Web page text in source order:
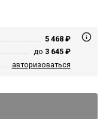
5 468 ₽
до 3 645 ₽
авторизоваться